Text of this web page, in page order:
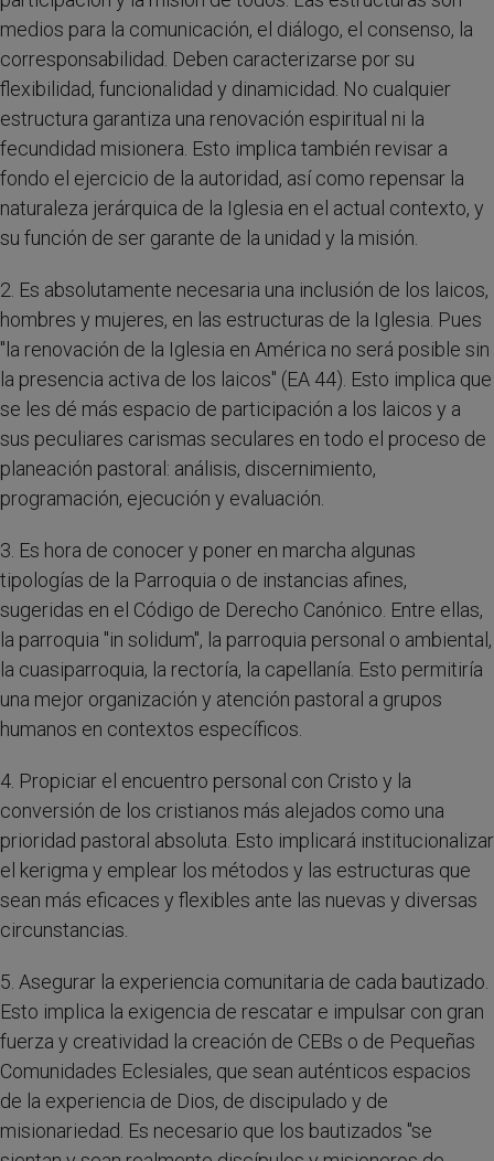
medios para la comunicación, el diálogo, el consenso, la
corresponsabilidad. Deben caracterizarse por su
flexibilidad, funcionalidad y dinamicidad. No cualquier
estructura garantiza una renovación espiritual ni la
fecundidad misionera. Esto implica también revisar a
fondo el ejercicio de la autoridad, así como repensar la
naturaleza jerárquica de la Iglesia en el actual contexto, y
su función de ser garante de la unidad y la misión.
2. Es absolutamente necesaria una inclusión de los laicos,
hombres y mujeres, en las estructuras de la Iglesia. Pues
"la renovación de la Iglesia en América no será posible sin
la presencia activa de los laicos" (EA 44). Esto implica que
se les dé más espacio de participación a los laicos y a
sus peculiares carismas seculares en todo el proceso de
planeación pastoral: análisis, discernimiento,
programación, ejecución y evaluación.
3. Es hora de conocer y poner en marcha algunas
tipologías de la Parroquia o de instancias afines,
sugeridas en el Código de Derecho Canónico. Entre ellas,
la parroquia "in solidum", la parroquia personal o ambiental,
la cuasiparroquia, la rectoría, la capellanía. Esto permitiría
una mejor organización y atención pastoral a grupos
humanos en contextos específicos.
4. Propiciar el encuentro personal con Cristo y la
conversión de los cristianos más alejados como una
prioridad pastoral absoluta. Esto implicará institucionalizar
el kerigma y emplear los métodos y las estructuras que
sean más eficaces y flexibles ante las nuevas y diversas
circunstancias.
5. Asegurar la experiencia comunitaria de cada bautizado.
Esto implica la exigencia de rescatar e impulsar con gran
fuerza y creatividad la creación de CEBs o de Pequeñas
Comunidades Eclesiales, que sean auténticos espacios
de la experiencia de Dios, de discipulado y de
misionariedad. Es necesario que los bautizados "se